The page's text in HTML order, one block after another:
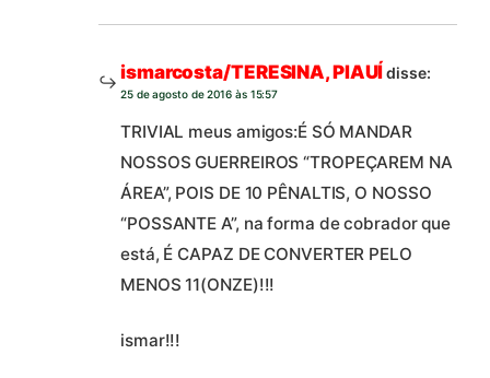
ismarcosta/TERESINA, PIAUÍdisse:
25 de agosto de 2016 às 15:57
TRIVIAL meus amigos:É SÓ MANDAR
NOSSOS GUERREIROS “TROPEÇAREM NA
ÁREA”, POIS DE 10 PÊNALTIS, O NOSSO
“POSSANTE A”, na forma de cobrador que
está, É CAPAZ DE CONVERTER PELO
MENOS 11(ONZE)!!!
ismar!!!